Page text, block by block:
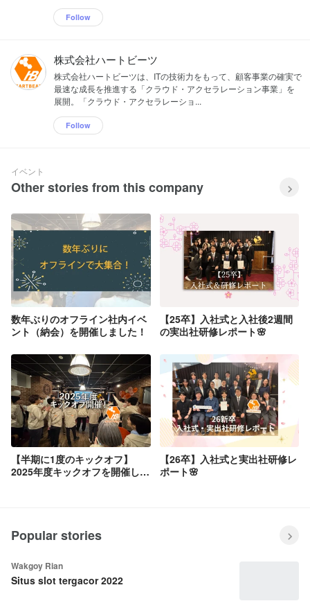
Follow
株式会社ハートビーツ
株式会社ハートビーツは、ITの技術力をもって、顧客事業の確実で
最速な成長を推進する「クラウド・アクセラレーション事業」を
展開。「クラウド・アクセラレーショ...
Follow
イベント
Other stories from this company
数年ぶりのオフライン社内イベ
ント（納会）を開催しました！
【25卒】入社式と入社後2週間
の実出社研修レポート🌸
【半期に1度のキックオフ】
2025年度キックオフを開催しま
【26卒】入社式と実出社研修レ
ポート🌸
Popular stories
Wakgoy Rian
Situs slot tergacor 2022